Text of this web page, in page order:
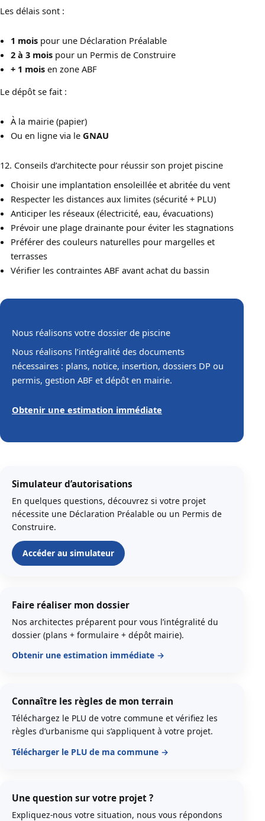
Les délais sont :
1 moispour une Déclaration Préalable
2 à 3 moispour un Permis de Construire
+ 1 moisen zone ABF
Le dépôt se fait :
À la mairie (papier)
Ou en ligne via le GNAU
12. Conseils d’architecte pour réussir son projet piscine
Choisir une implantation ensoleillée et abritée du vent
Respecter les distances aux limites (sécurité + PLU)
Anticiper les réseaux (électricité, eau, évacuations)
Prévoir une plage drainante pour éviter les stagnations
Préférer des couleurs naturelles pour margelles et
terrasses
Vérifier les contraintes ABF avant achat du bassin
Nous réalisons votre dossier de piscine
Nous réalisons l’intégralité des documents
nécessaires : plans, notice, insertion, dossiers DP ou
permis, gestion ABF et dépôt en mairie.
Obtenir une estimation immédiate
Simulateur d’autorisations
En quelques questions, découvrez si votre projet
nécessite une Déclaration Préalable ou un Permis de
Construire.
Accéder au simulateur
Faire réaliser mon dossier
Nos architectes préparent pour vous l’intégralité du
dossier (plans + formulaire + dépôt mairie).
Obtenir une estimation immédiate
Connaître les règles de mon terrain
Téléchargez le PLU de votre commune et vérifiez les
règles d’urbanisme qui s’appliquent à votre projet.
Télécharger le PLU de ma commune
Une question sur votre projet ?
Expliquez-nous votre situation, nous vous répondons